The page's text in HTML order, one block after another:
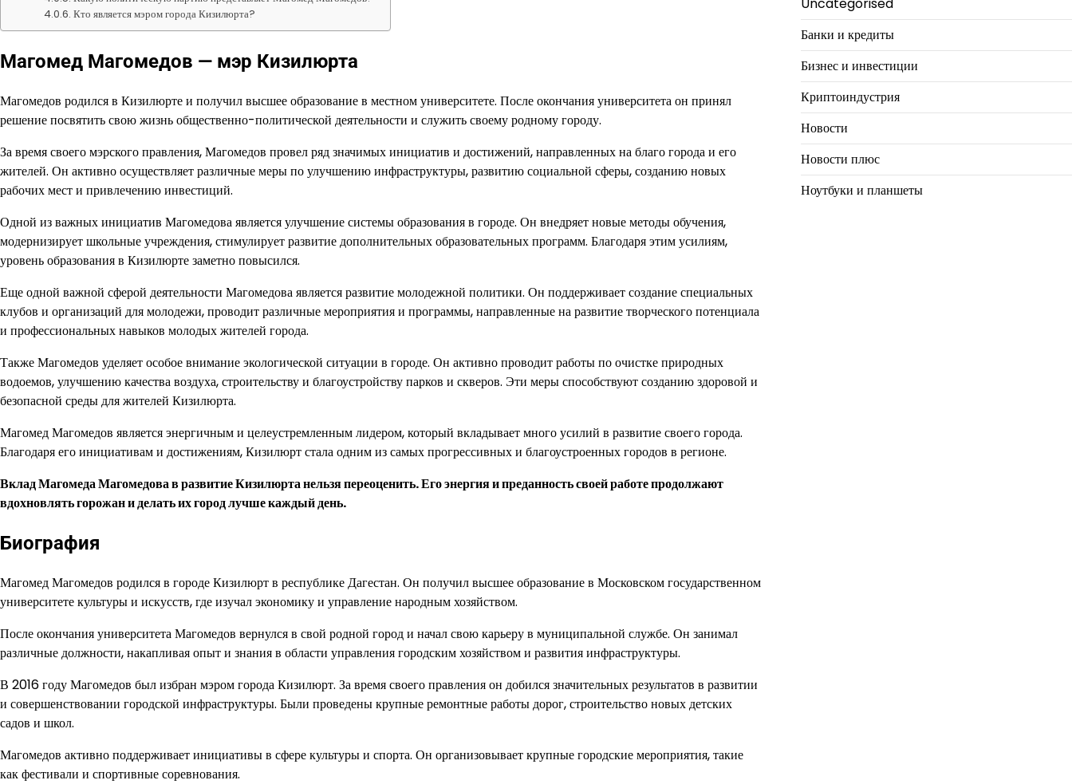
Кто является мэром города Кизилюрта?
Магомед Магомедов — мэр Кизилюрта
Магомедов родился в Кизилюрте и получил высшее образование в местном университете. После окончания университета он принял
решение посвятить свою жизнь общественно-политической деятельности и служить своему родному городу.
За время своего мэрского правления, Магомедов провел ряд значимых инициатив и достижений, направленных на благо города и его
жителей. Он активно осуществляет различные меры по улучшению инфраструктуры, развитию социальной сферы, созданию новых
рабочих мест и привлечению инвестиций.
Одной из важных инициатив Магомедова является улучшение системы образования в городе. Он внедряет новые методы обучения,
модернизирует школьные учреждения, стимулирует развитие дополнительных образовательных программ. Благодаря этим усилиям,
уровень образования в Кизилюрте заметно повысился.
Еще одной важной сферой деятельности Магомедова является развитие молодежной политики. Он поддерживает создание специальных
клубов и организаций для молодежи, проводит различные мероприятия и программы, направленные на развитие творческого потенциала
и профессиональных навыков молодых жителей города.
Также Магомедов уделяет особое внимание экологической ситуации в городе. Он активно проводит работы по очистке природных
водоемов, улучшению качества воздуха, строительству и благоустройству парков и скверов. Эти меры способствуют созданию здоровой и
безопасной среды для жителей Кизилюрта.
Магомед Магомедов является энергичным и целеустремленным лидером, который вкладывает много усилий в развитие своего города.
Благодаря его инициативам и достижениям, Кизилюрт стала одним из самых прогрессивных и благоустроенных городов в регионе.
Вклад Магомеда Магомедова в развитие Кизилюрта нельзя переоценить. Его энергия и преданность своей работе продолжают
вдохновлять горожан и делать их город лучше каждый день.
Биография
Магомед Магомедов родился в городе Кизилюрт в республике Дагестан. Он получил высшее образование в Московском государственном
университете культуры и искусств, где изучал экономику и управление народным хозяйством.
После окончания университета Магомедов вернулся в свой родной город и начал свою карьеру в муниципальной службе. Он занимал
различные должности, накапливая опыт и знания в области управления городским хозяйством и развития инфраструктуры.
В 2016 году Магомедов был избран мэром города Кизилюрт. За время своего правления он добился значительных результатов в развитии
и совершенствовании городской инфраструктуры. Были проведены крупные ремонтные работы дорог, строительство новых детских
садов и школ.
Магомедов активно поддерживает инициативы в сфере культуры и спорта. Он организовывает крупные городские мероприятия, такие
как фестивали и спортивные соревнования.
Банки и кредиты
Бизнес и инвестиции
Криптоиндустрия
Новости
Новости плюс
Ноутбуки и планшеты